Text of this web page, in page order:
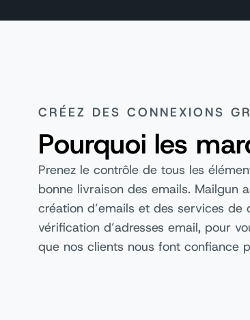
CRÉEZ DES CONNEXIONS
Pourquoi les
Prenez le contrôle de tous les
bonne livraison des emails. Mailgun
création d’emails et des services
vérification d’adresses email, pour
que nos clients nous font confiance